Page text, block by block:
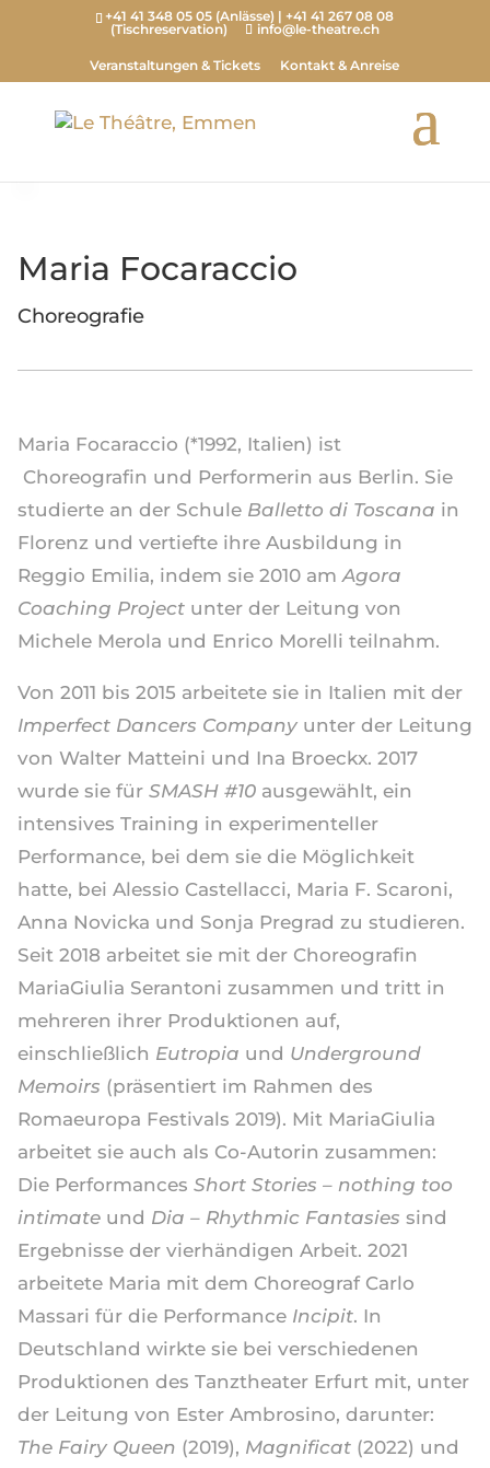
+41 41 348 05 05 (Anlässe) | +41 41 267 08 08
(Tischreservation)
info@le-theatre.ch
Veranstaltungen & Tickets Kontakt & Anreise
Maria Focaraccio
Choreografie
Maria Focaraccio (*1992, Italien) ist
Choreografin und Performerin aus Berlin. Sie
studierte an der Schule Balletto di Toscana in
Florenz und vertiefte ihre Ausbildung in
Reggio Emilia, indem sie 2010 amAgora
Coaching Project unter der Leitung von
Michele Merola und Enrico Morelli teilnahm.
Von 2011 bis 2015 arbeitete sie in Italien mit der
Imperfect Dancers Companyunter der Leitung
von Walter Matteini und Ina Broeckx. 2017
wurde sie für SMASH #10ausgewählt, ein
intensives Training in experimenteller
Performance, bei dem sie die Möglichkeit
hatte, bei Alessio Castellacci, Maria F. Scaroni,
Anna Novicka und Sonja Pregrad zu studieren.
Seit 2018 arbeitet sie mit der Choreografin
MariaGiulia Serantoni zusammen und tritt in
mehreren ihrer Produktionen auf,
einschließlich Eutropia und Underground
Memoirs (präsentiert im Rahmen des
Romaeuropa Festivals 2019). Mit MariaGiulia
arbeitet sie auch als Co-Autorin zusammen:
Die Performances Short Stories – nothing too
intimateund Dia – Rhythmic Fantasies sind
Ergebnisse der vierhändigen Arbeit. 2021
arbeitete Maria mit dem Choreograf Carlo
Massari für die Performance Incipit. In
Deutschland wirkte sie bei verschiedenen
Produktionen des Tanztheater Erfurt mit, unter
der Leitung von Ester Ambrosino, darunter:
The Fairy Queen (2019), Magnificat (2022) und